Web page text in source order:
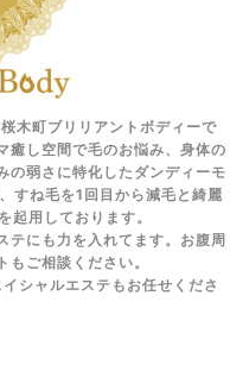
木町ブリリアントボディーで
癒し空間で毛のお悩み、身体の
の弱さに特化したダンディーモ
すね毛を1回目から減毛と綺麗
起用しております。
テにも力を入れてます。お腹周
もご相談ください。
シャルエステもお任せくださ